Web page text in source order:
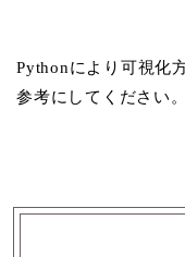
Pythonにより可視化
参考にしてください。